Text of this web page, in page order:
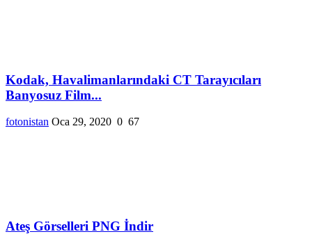
Kodak, Havalimanlarındaki CT Tarayıcıları
Banyosuz Film...
fotonistan Oca 29, 2020 0 67
Ateş Görselleri PNG İndir